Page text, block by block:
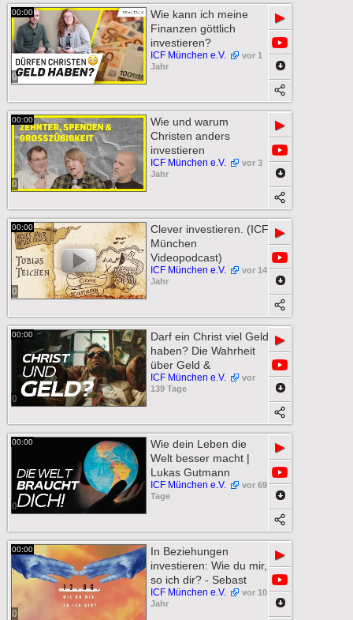
00:00
0
Wie kann ich meine
Finanzen göttlich
investieren?
ICF München e.V.
vor 1
Jahr
▶
00:00
0
Wie und warum
Christen anders
investieren
ICF München e.V.
vor 3
Jahr
▶
00:00
0
Clever investieren. (ICF
München
Videopodcast)
ICF München e.V.
vor 14
Jahr
▶
00:00
0
Darf ein Christ viel Geld
haben? Die Wahrheit
über Geld &
ICF München e.V.
vor
139 Tage
▶
00:00
0
Wie dein Leben die
Welt besser macht |
Lukas Gutmann
ICF München e.V.
vor 69
Tage
▶
00:00
0
In Beziehungen
investieren: Wie du mir,
so ich dir? - Sebast
ICF München e.V.
vor 10
Jahr
▶